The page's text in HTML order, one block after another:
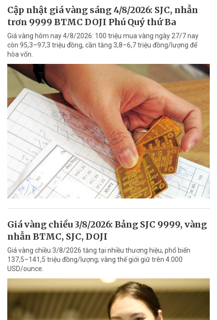
Cập nhật giá vàng sáng 4/8/2026: SJC, nhẫn
trơn 9999 BTMC DOJI Phú Quý thứ Ba
Giá vàng hôm nay 4/8/2026: 100 triệu mua vàng ngày 27/7 nay
còn 95,3–97,3 triệu đồng, cần tăng 3,8–6,7 triệu đồng/lượng để
hòa vốn.
Giá vàng chiều 3/8/2026: Bảng SJC 9999, vàng
nhẫn BTMC, SJC, DOJI
Giá vàng chiều 3/8/2026 tăng tại nhiều thương hiệu, phổ biến
137,5–141,5 triệu đồng/lượng; vàng thế giới giữ trên 4.000
USD/ounce.